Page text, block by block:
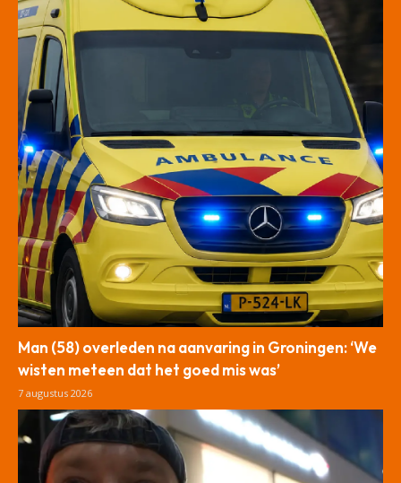
Man (58) overleden na aanvaring in Groningen: ‘We
wisten meteen dat het goed mis was’
7 augustus 2026